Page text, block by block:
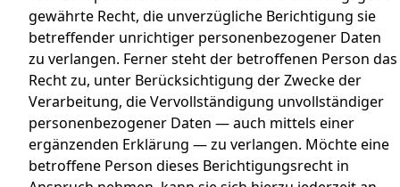
gewährte Recht, die unverzügliche Berichtigung sie
betreffender unrichtiger personenbezogener Daten
zu verlangen. Ferner steht der betroffenen Person das
Recht zu, unter Berücksichtigung der Zwecke der
Verarbeitung, die Vervollständigung unvollständiger
personenbezogener Daten — auch mittels einer
ergänzenden Erklärung — zu verlangen. Möchte eine
betroffene Person dieses Berichtigungsrecht in